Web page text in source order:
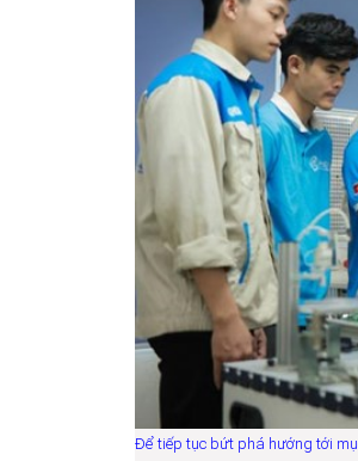
Để tiếp tục bứt phá hướng tới